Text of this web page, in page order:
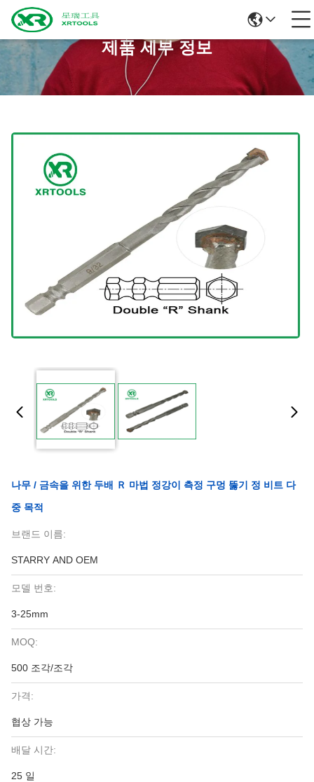
제품 세부 정보
나무 / 금속을 위한 두배 Ｒ 마법 정강이 측정 구멍 뚫기 정 비트 다
중 목적
브랜드 이름:
STARRY AND OEM
모델 번호:
3-25mm
MOQ:
500 조각/조각
가격:
협상 가능
배달 시간:
25 일